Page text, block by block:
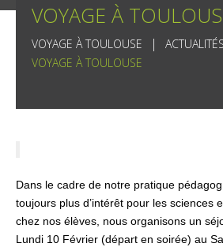
VOYAGE À
VOYAGE À TOULOUSE
ACTUALITÉS
VOYAGE À TOULOUSE
Dans le cadre de notre pratique
toujours plus d’intérêt pour les sciences
chez nos élèves, nous organisons un
Lundi 10 Février (départ en soirée) au